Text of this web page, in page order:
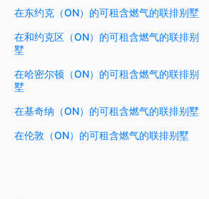
在东约克（ON）的可租含燃气的联排别墅
在和约克区（ON）的可租含燃气的联排别
墅
在哈密尔顿（ON）的可租含燃气的联排别
墅
在基奇纳（ON）的可租含燃气的联排别墅
在伦敦（ON）的可租含燃气的联排别墅